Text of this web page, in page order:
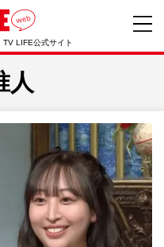
TV LIFE公式サイト
人